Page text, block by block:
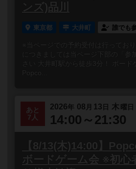
ンズ)品川
東京都 大井町 誰でも
※当ページでの予約受付は行ってお
につきましては当ページ下部の「参
さい 大井町駅から徒歩3分！ ボード
Popco...
あと
7人
2026年 08 月 13 日 木曜日
14:00～21:30
【8/13(木)14:00】
ボードゲーム会 ※初心